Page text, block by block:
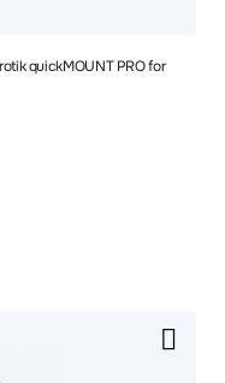
quickMOUNT PRO for